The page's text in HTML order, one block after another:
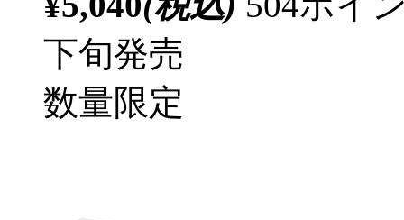
下旬発売
数量限定